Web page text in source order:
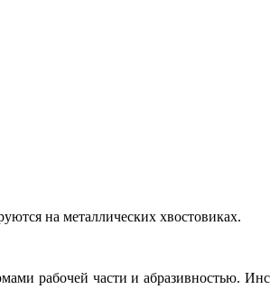
на металлических хвостовиках.
рабочей части и абразивностью.